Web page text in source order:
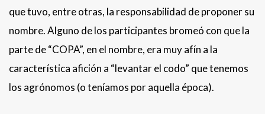
que tuvo, entre otras, la responsabilidad de proponer su
nombre. Alguno de los participantes bromeó con que la
parte de “COPA”, en el nombre, era muy afín a la
característica afición a “levantar el codo” que tenemos
los agrónomos (o teníamos por aquella época).